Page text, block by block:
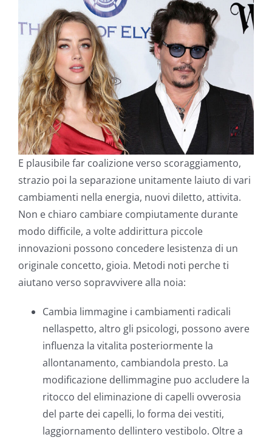
E plausibile far coalizione verso scoraggiamento,
strazio poi la separazione unitamente laiuto di vari
cambiamenti nella energia, nuovi diletto, attivita.
Non e chiaro cambiare compiutamente durante
modo difficile, a volte addirittura piccole
innovazioni possono concedere lesistenza di un
originale concetto, gioia. Metodi noti perche ti
aiutano verso sopravvivere alla noia:
Cambia limmagine i cambiamenti radicali
nellaspetto, altro gli psicologi, possono avere
influenza la vitalita posteriormente la
allontanamento, cambiandola presto. La
modificazione dellimmagine puo accludere la
ritocco del eliminazione di capelli ovverosia
del parte dei capelli, lo forma dei vestiti,
laggiornamento dellintero vestibolo. Oltre a